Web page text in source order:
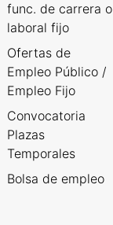
func. de carrera o
laboral fijo
Ofertas de
Empleo Público /
Empleo Fijo
Convocatoria
Plazas
Temporales
Bolsa de empleo